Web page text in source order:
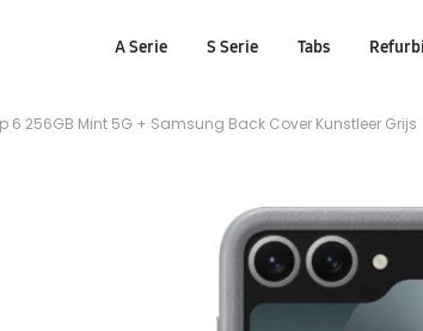
A Serie S Serie Tabs
6 256GB Mint 5G + Samsung Back Cover Kunstleer Grijs